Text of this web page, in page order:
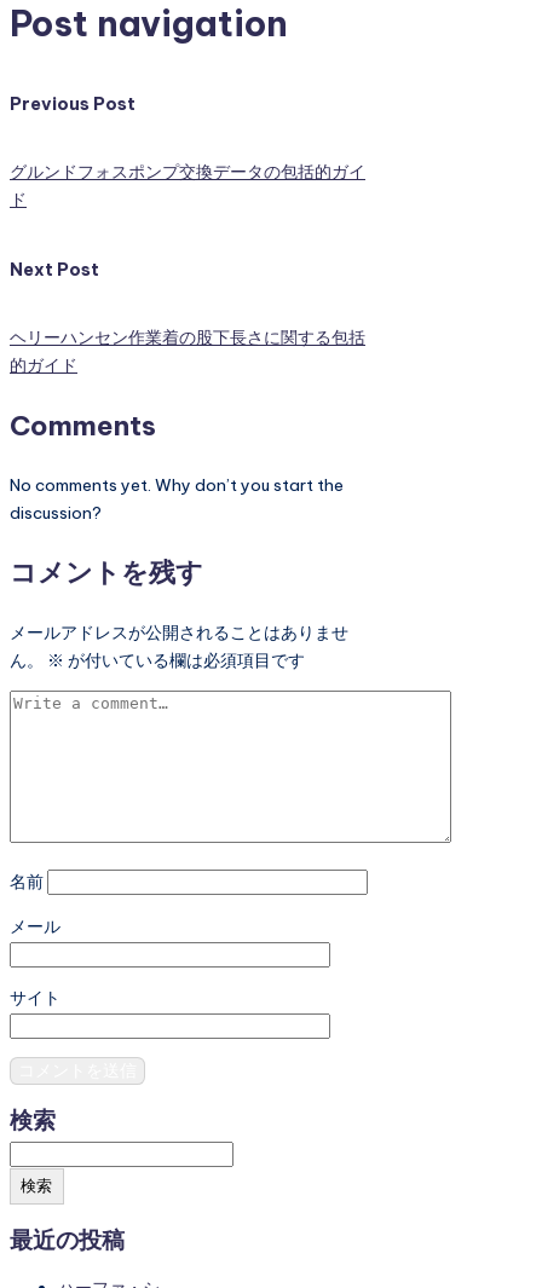
Post navigation
Previous Post
グルンドフォスポンプ交換データの包括的ガイ
ド
Next Post
ヘリーハンセン作業着の股下長さに関する包括
的ガイド
Comments
No comments yet. Why don’t you start the
discussion?
コメントを残す
メールアドレスが公開されることはありませ
ん。
※ が付いている欄は必須項目です
名前
メール
サイト
検索
検索
最近の投稿